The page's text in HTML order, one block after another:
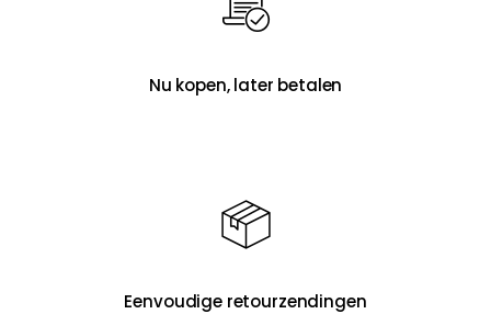
Nu kopen, later betalen
Eenvoudige retourzendingen